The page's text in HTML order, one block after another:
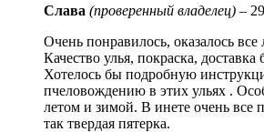
Слава (проверенный владелец) –
Очень понравилось, оказалось
Качество улья, покраска, доставка
Хотелось бы подробную
пчеловождению в этих ульях .
летом и зимой. В инете очень все
так твердая пятерка.